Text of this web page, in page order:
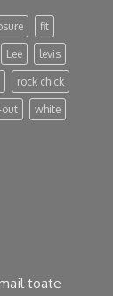
fit
Lee levis
rock chick
out white
toate